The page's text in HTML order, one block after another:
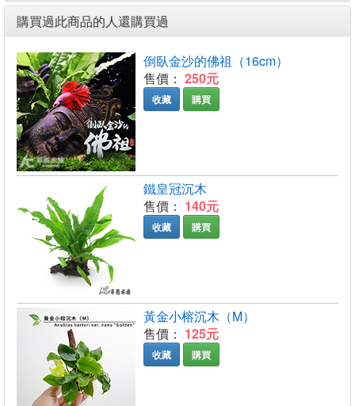
購買過此商品的人還購買過
倒臥金沙的佛祖（16cm）
售價： 250元
收藏 購買
鐵皇冠沉木
售價： 140元
收藏 購買
黃金小榕沉木（M）
售價： 125元
收藏 購買